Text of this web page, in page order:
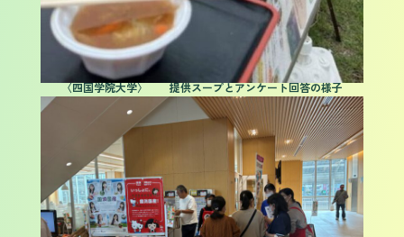
〈四国学院大学〉 提供スープとアンケート回答の様子